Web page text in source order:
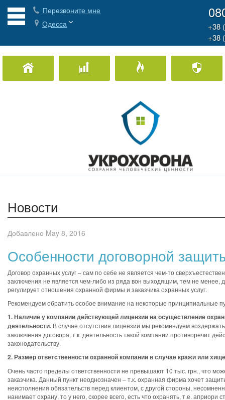
Перезвоните мне
Одесса
+38
+38
Охрана Дома Охрана бизнеса Пожарная охрана
Новости
Добавлено May 8, 2016
Особенности договорной
Договор охранных услуг – сам по себе не является чем-то
заключения не является чем-либо из ряда вон выходящим, тем не менее,
регулирует отношения охранной фирмы и заказчика охранных услуг.
Рекомендуем обратить особое внимание на некоторые принципиальные
1.Наличие у компании действующей лицензии на осуществление
деятельности. В случае отсутствия лицензии мы рекомендуем
заключения договора, т.к. деятельность такой компании противоречит
законодательству.
2. Размер ответственности охранной компании в случае кражи или
Очень часто пределы ответственности не превышают 10 тыс. грн., что
заказчика. Данный пункт неоднозначен – т.к. охранная фирма хочет
неисполнения обязательств перед клиентом, с другой стороны,
нанимает охрану, то у него, скорее всего, есть что охранять, т.е. априори